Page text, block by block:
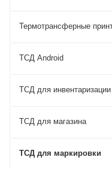
Термотрансферные
ТСД Android
ТСД для инвентаризации
ТСД для магазина
ТСД для маркировки